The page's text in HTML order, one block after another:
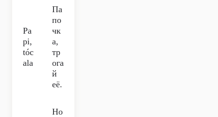
Pa
pi,
tóc
ala
Па
по
чк
а,
тр
ога
й
её.
Но